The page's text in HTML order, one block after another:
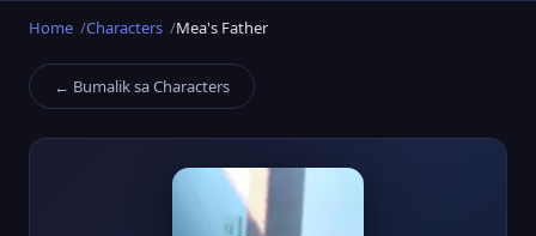
Home Characters Mea's Father
← Bumalik sa Characters